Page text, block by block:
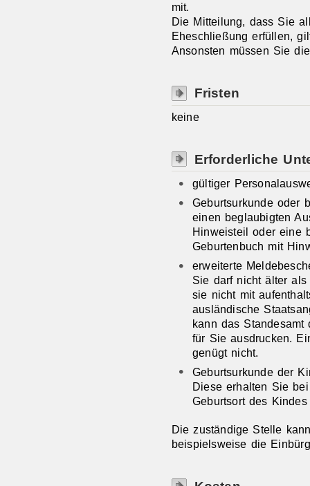
mit.
Die Mitteilung, dass Sie
Eheschließung erfüllen,
Ansonsten müssen Sie
Fristen
keine
Erforderliche
gültiger
Geburtsurkunde oder
einen beglaubigten
Hinweisteil oder eine
Geburtenbuch mit
erweiterte
Sie darf nicht älter
sie nicht mit
ausländische
kann das Standesamt
für Sie ausdrucken.
genügt nicht.
Geburtsurkunde der
Diese erhalten Sie
Geburtsort des
Die zuständige Stelle
beispielsweise die